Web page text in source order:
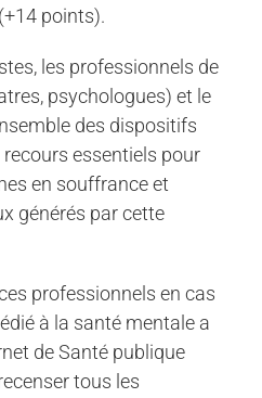
points).
les professionnels de
psychologues) et le
des dispositifs
recours essentiels pour
en souffrance et
générés par cette
professionnels en cas
à la santé mentale a
de Santé publique
tous les